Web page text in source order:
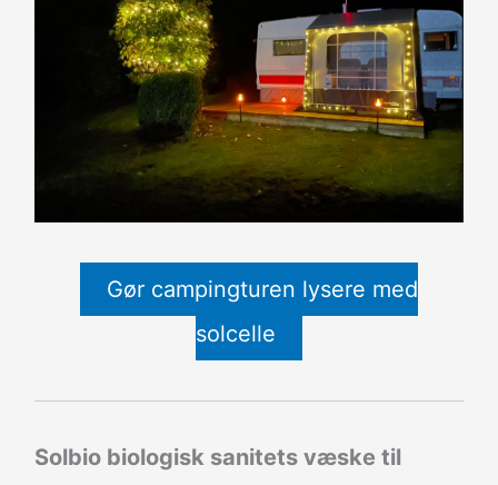
Gør campingturen lysere med
solcelle
Solbio biologisk sanitets væske til